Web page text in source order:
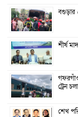
বগুড়ার
শীর্ষ
ট্রেন
শেখ